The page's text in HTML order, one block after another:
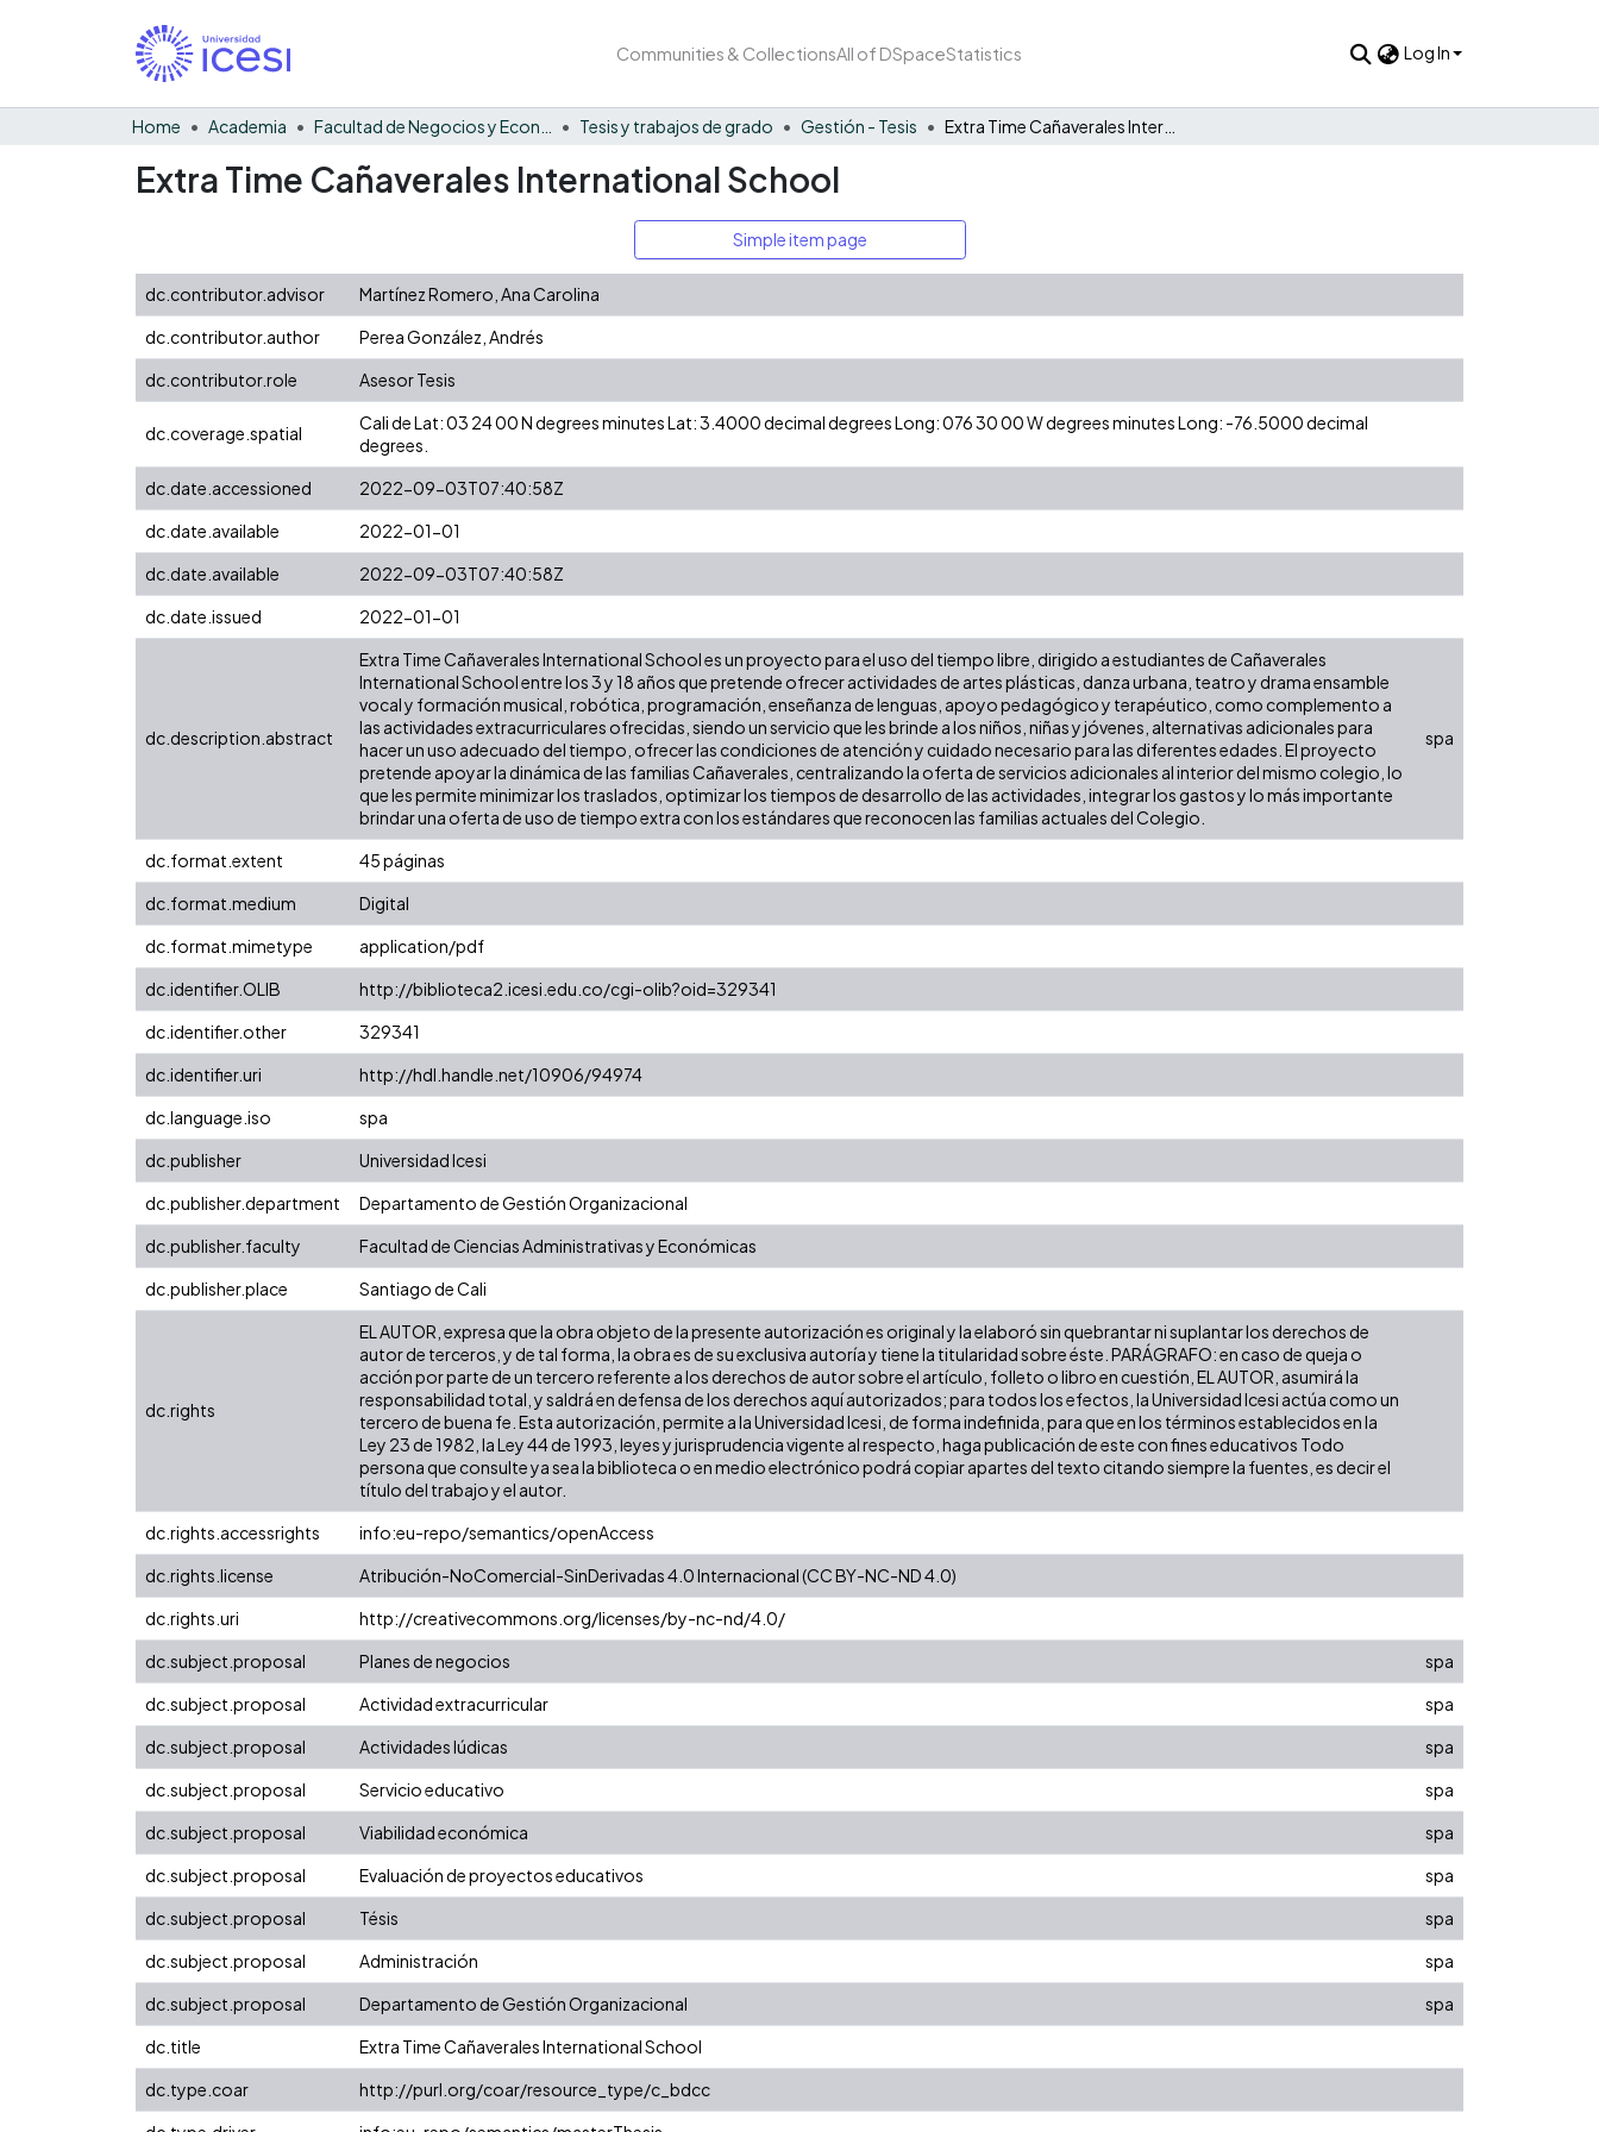
Communities & CollectionsAll of DSpaceStatistics Log In
Home Academia Tesis y trabajos de grado Gestión - Tesis
Extra Time Cañaverales International School
Simple item page
dc.contributor.advisor
Martínez Romero, Ana Carolina
dc.contributor.author
Perea González, Andrés
dc.contributor.role
Asesor Tesis
dc.coverage.spatial
Cali de Lat: 03 24 00 N degrees minutes Lat: 3.4000 decimal degrees Long: 076 30 00 W degrees minutes Long: -76.5000 decimal
degrees.
dc.date.accessioned
2022-09-03T07:40:58Z
dc.date.available
2022-01-01
dc.date.available
2022-09-03T07:40:58Z
dc.date.issued
2022-01-01
dc.description.abstract
Extra Time Cañaverales International School es un proyecto para el uso del tiempo libre, dirigido a estudiantes de Cañaverales
International School entre los 3 y 18 años que pretende ofrecer actividades de artes plásticas, danza urbana, teatro y drama ensamble
vocal y formación musical, robótica, programación, enseñanza de lenguas, apoyo pedagógico y terapéutico, como complemento a
las actividades extracurriculares ofrecidas, siendo un servicio que les brinde a los niños, niñas y jóvenes, alternativas adicionales para
hacer un uso adecuado del tiempo, ofrecer las condiciones de atención y cuidado necesario para las diferentes edades. El proyecto
pretende apoyar la dinámica de las familias Cañaverales, centralizando la oferta de servicios adicionales al interior del mismo colegio, lo
que les permite minimizar los traslados, optimizar los tiempos de desarrollo de las actividades, integrar los gastos y lo más importante
brindar una oferta de uso de tiempo extra con los estándares que reconocen las familias actuales del Colegio.
spa
dc.format.extent
45 páginas
dc.format.medium
Digital
dc.format.mimetype
application/pdf
dc.identifier.OLIB
http://biblioteca2.icesi.edu.co/cgi-olib?oid=329341
dc.identifier.other
329341
dc.identifier.uri
http://hdl.handle.net/10906/94974
dc.language.iso
spa
dc.publisher
Universidad Icesi
dc.publisher.department
Departamento de Gestión Organizacional
dc.publisher.faculty
Facultad de Ciencias Administrativas y Económicas
dc.publisher.place
Santiago de Cali
dc.rights
EL AUTOR, expresa que la obra objeto de la presente autorización es original y la elaboró sin quebrantar ni suplantar los derechos de
autor de terceros, y de tal forma, la obra es de su exclusiva autoría y tiene la titularidad sobre éste. PARÁGRAFO: en caso de queja o
acción por parte de un tercero referente a los derechos de autor sobre el artículo, folleto o libro en cuestión, EL AUTOR, asumirá la
responsabilidad total, y saldrá en defensa de los derechos aquí autorizados; para todos los efectos, la Universidad Icesi actúa como un
tercero de buena fe. Esta autorización, permite a la Universidad Icesi, de forma indefinida, para que en los términos establecidos en la
Ley 23 de 1982, la Ley 44 de 1993, leyes y jurisprudencia vigente al respecto, haga publicación de este con fines educativos Todo
persona que consulte ya sea la biblioteca o en medio electrónico podrá copiar apartes del texto citando siempre la fuentes, es decir el
título del trabajo y el autor.
dc.rights.accessrights
info:eu-repo/semantics/openAccess
dc.rights.license
Atribución-NoComercial-SinDerivadas 4.0 Internacional (CC BY-NC-ND 4.0)
dc.rights.uri
http://creativecommons.org/licenses/by-nc-nd/4.0/
dc.subject.proposal
Planes de negocios
spa
dc.subject.proposal
Actividad extracurricular
spa
dc.subject.proposal
Actividades lúdicas
spa
dc.subject.proposal
Servicio educativo
spa
dc.subject.proposal
Viabilidad económica
spa
dc.subject.proposal
Evaluación de proyectos educativos
spa
dc.subject.proposal
Tésis
spa
dc.subject.proposal
Administración
spa
dc.subject.proposal
Departamento de Gestión Organizacional
spa
dc.title
Extra Time Cañaverales International School
dc.type.coar
http://purl.org/coar/resource_type/c_bdcc